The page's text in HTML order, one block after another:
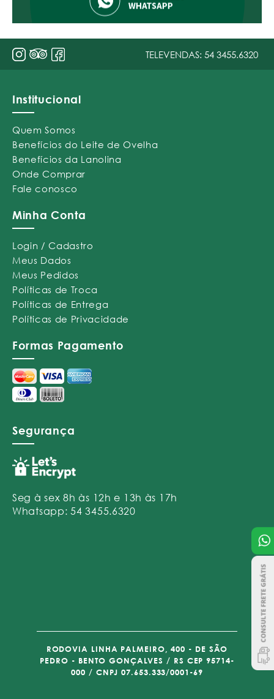
TELEVENDAS: 54 3455.6320
Institucional
Quem Somos
Benefícios do Leite de Ovelha
Benefícios da Lanolina
Onde Comprar
Fale conosco
Minha Conta
Login / Cadastro
Meus Dados
Meus Pedidos
Políticas de Troca
Políticas de Entrega
Políticas de Privacidade
Formas Pagamento
Segurança
Seg à sex 8h às 12h e 13h às 17h
Whatsapp: 54 3455.6320
RODOVIA LINHA PALMEIRO, 400 - DE SÃO
PEDRO - BENTO GONÇALVES / RS CEP 95714-
000 / CNPJ 07.653.333/0001-69